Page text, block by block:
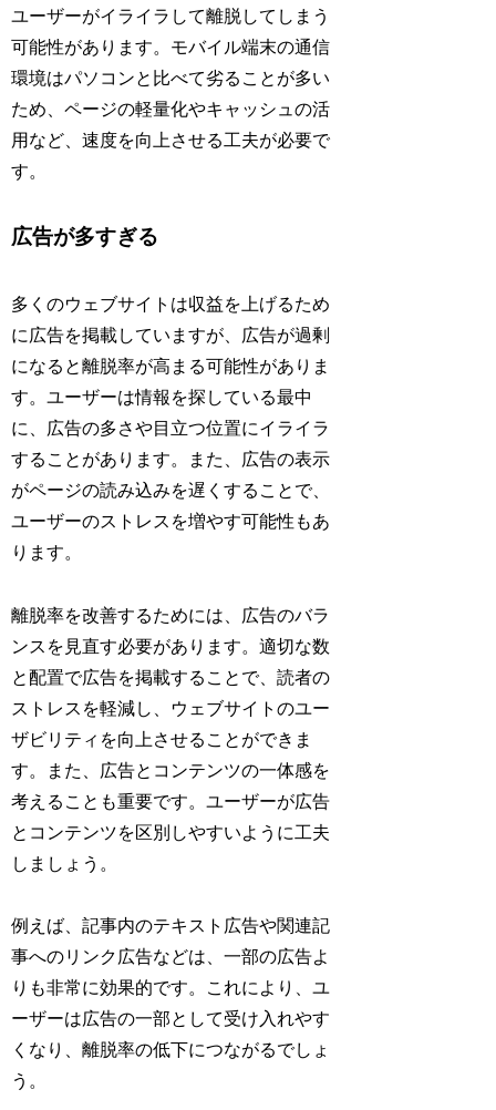
ユーザーがイライラして離脱してしまう
可能性があります。モバイル端末の通信
環境はパソコンと比べて劣ることが多い
ため、ページの軽量化やキャッシュの活
用など、速度を向上させる工夫が必要で
す。
広告が多すぎる
多くのウェブサイトは収益を上げるため
に広告を掲載していますが、広告が過剰
になると離脱率が高まる可能性がありま
す。ユーザーは情報を探している最中
に、広告の多さや目立つ位置にイライラ
することがあります。また、広告の表示
がページの読み込みを遅くすることで、
ユーザーのストレスを増やす可能性もあ
ります。
離脱率を改善するためには、広告のバラ
ンスを見直す必要があります。適切な数
と配置で広告を掲載することで、読者の
ストレスを軽減し、ウェブサイトのユー
ザビリティを向上させることができま
す。また、広告とコンテンツの一体感を
考えることも重要です。ユーザーが広告
とコンテンツを区別しやすいように工夫
しましょう。
例えば、記事内のテキスト広告や関連記
事へのリンク広告などは、一部の広告よ
りも非常に効果的です。これにより、ユ
ーザーは広告の一部として受け入れやす
くなり、離脱率の低下につながるでしょ
う。